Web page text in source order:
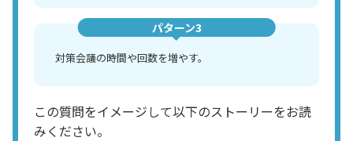
パターン3
対策会議の時間や回数を増やす。
この質問をイメージして以下のストーリーをお読
みください。